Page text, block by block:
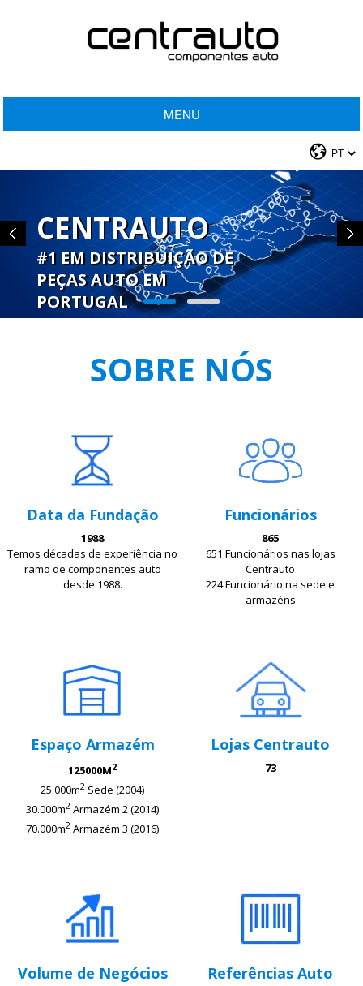
MENU
CENTRAUTO
#1 EM DISTRIBUIÇÃO DE
PEÇAS AUTO EM
PORTUGAL
SOBRE NÓS
Data da Fundação
1988
Temos décadas de experiência no
ramo de componentes auto
desde 1988.
Funcionários
865
651 Funcionários nas lojas
Centrauto
224 Funcionário na sede e
armazéns
Espaço Armazém
125000M2
25.000m2 Sede (2004)
30.000m2 Armazém 2 (2014)
70.000m2 Armazém 3 (2016)
Lojas Centrauto
73
Volume de Negócios Referências Auto